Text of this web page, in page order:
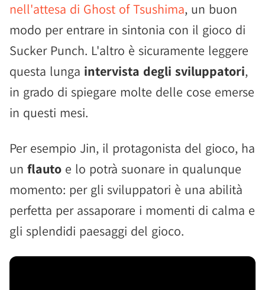
nell'attesa di Ghost of Tsushima, un buon
modo per entrare in sintonia con il gioco di
Sucker Punch. L'altro è sicuramente leggere
questa lunga intervista degli sviluppatori,
in grado di spiegare molte delle cose emerse
in questi mesi.
Per esempio Jin, il protagonista del gioco, ha
un flauto e lo potrà suonare in qualunque
momento: per gli sviluppatori è una abilità
perfetta per assaporare i momenti di calma e
gli splendidi paesaggi del gioco.